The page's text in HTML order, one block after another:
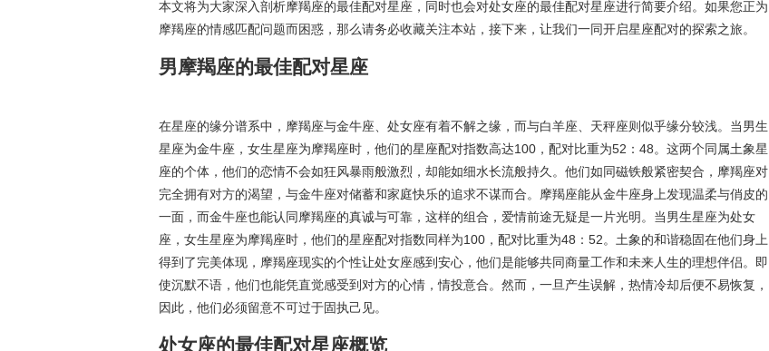
本文将为大家深入剖析摩羯座的最佳配对星座，同时也会对处女座的最佳配对星座进行简要介绍。如果您正为
摩羯座的情感匹配问题而困惑，那么请务必收藏关注本站，接下来，让我们一同开启星座配对的探索之旅。
男摩羯座的最佳配对星座
在星座的缘分谱系中，摩羯座与金牛座、处女座有着不解之缘，而与白羊座、天秤座则似乎缘分较浅。当男生
星座为金牛座，女生星座为摩羯座时，他们的星座配对指数高达100，配对比重为52：48。这两个同属土象星
座的个体，他们的恋情不会如狂风暴雨般激烈，却能如细水长流般持久。他们如同磁铁般紧密契合，摩羯座对
完全拥有对方的渴望，与金牛座对储蓄和家庭快乐的追求不谋而合。摩羯座能从金牛座身上发现温柔与俏皮的
一面，而金牛座也能认同摩羯座的真诚与可靠，这样的组合，爱情前途无疑是一片光明。当男生星座为处女
座，女生星座为摩羯座时，他们的星座配对指数同样为100，配对比重为48：52。土象的和谐稳固在他们身上
得到了完美体现，摩羯座现实的个性让处女座感到安心，他们是能够共同商量工作和未来人生的理想伴侣。即
使沉默不语，他们也能凭直觉感受到对方的心情，情投意合。然而，一旦产生误解，热情冷却后便不易恢复，
因此，他们必须留意不可过于固执己见。
处女座的最佳配对星座概览